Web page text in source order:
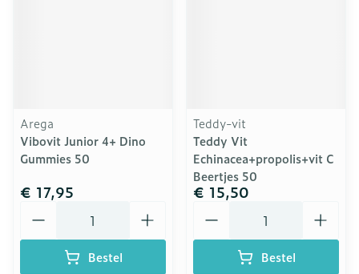
Arega
Vibovit Junior 4+ Dino
Gummies 50
€ 17,95
Bestel
Teddy-vit
Teddy Vit
Echinacea+propolis+vit C
Beertjes 50
€ 15,50
Bestel